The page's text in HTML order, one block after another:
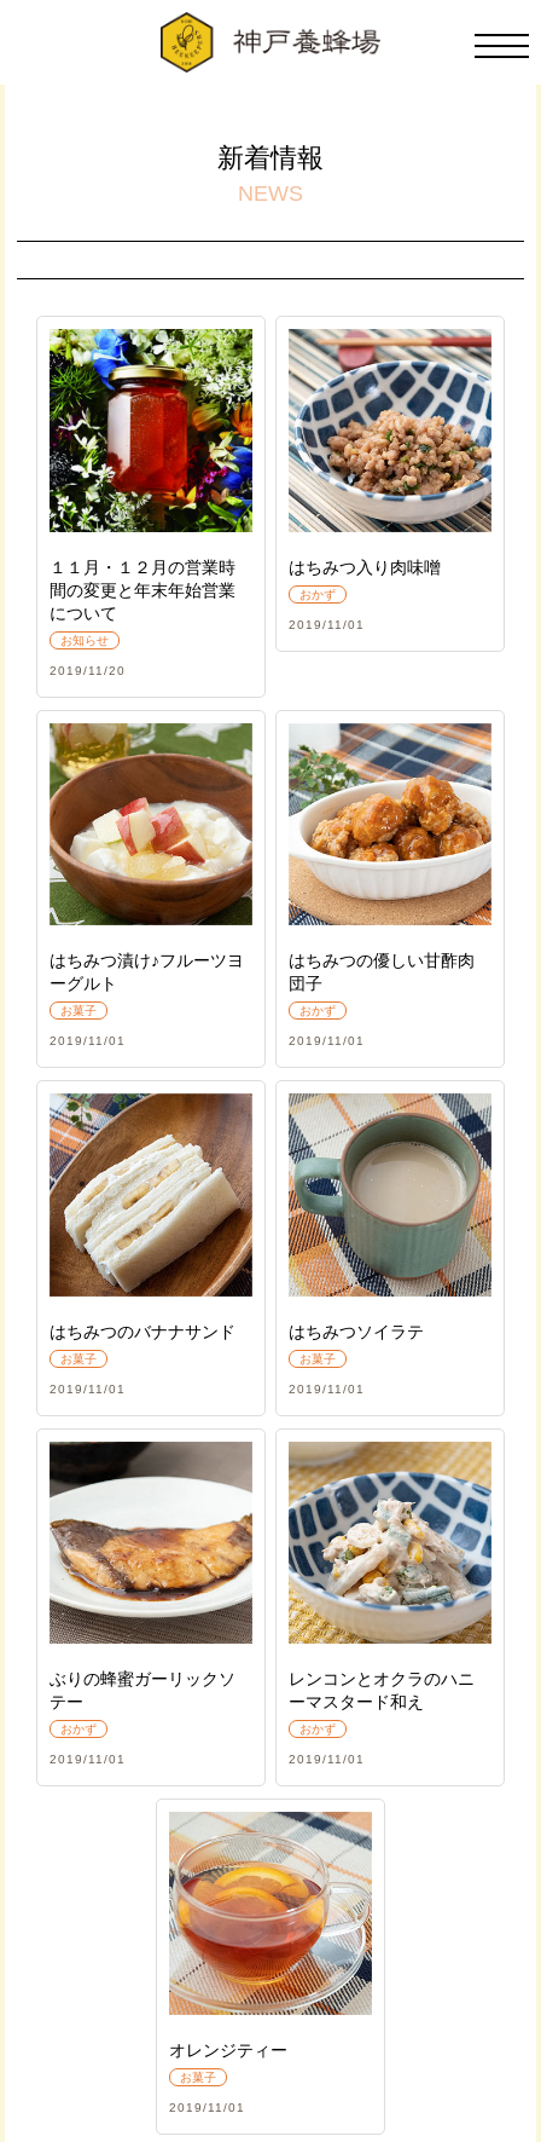
新着情報
NEWS
１１月・１２月の営業時
間の変更と年末年始営業
について
お知らせ
2019/11/20
はちみつ入り肉味噌
おかず
2019/11/01
はちみつ漬け♪フルーツヨ
ーグルト
お菓子
2019/11/01
はちみつの優しい甘酢肉
団子
おかず
2019/11/01
はちみつのバナナサンド
お菓子
2019/11/01
はちみつソイラテ
お菓子
2019/11/01
ぶりの蜂蜜ガーリックソ
テー
おかず
2019/11/01
レンコンとオクラのハニ
ーマスタード和え
おかず
2019/11/01
オレンジティー
お菓子
2019/11/01